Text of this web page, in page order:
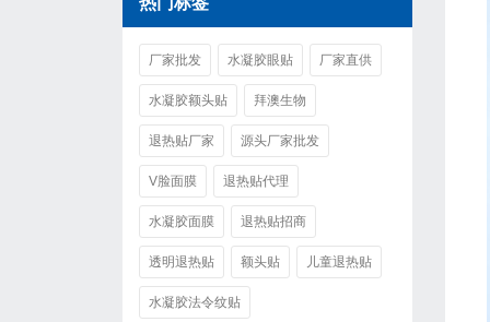
厂家批发 水凝胶眼贴 厂家直供
水凝胶额头贴 拜澳生物
退热贴厂家 源头厂家批发
V脸面膜 退热贴代理
水凝胶面膜 退热贴招商
透明退热贴 额头贴 儿童退热贴
水凝胶法令纹贴